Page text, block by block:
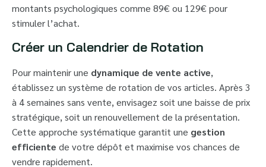
montants psychologiques comme 89€ ou 129€ pour
stimuler l’achat.
Créer un Calendrier de Rotation
Pour maintenir une dynamique de vente active,
établissez un système de rotation de vos articles. Après 3
à 4 semaines sans vente, envisagez soit une baisse de prix
stratégique, soit un renouvellement de la présentation.
Cette approche systématique garantit une gestion
efficiente de votre dépôt et maximise vos chances de
vendre rapidement.